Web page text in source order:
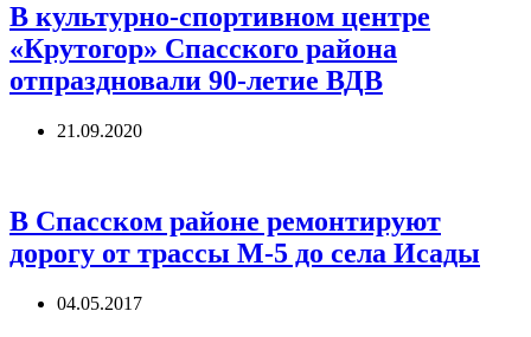
В культурно-спортивном центре
«Крутогор» Спасского района
отпраздновали 90-летие ВДВ
21.09.2020
В Спасском районе ремонтируют
дорогу от трассы М-5 до села Исады
04.05.2017